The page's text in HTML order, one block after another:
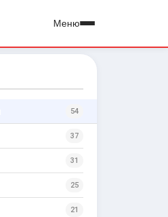
Меню
54
37
31
25
21